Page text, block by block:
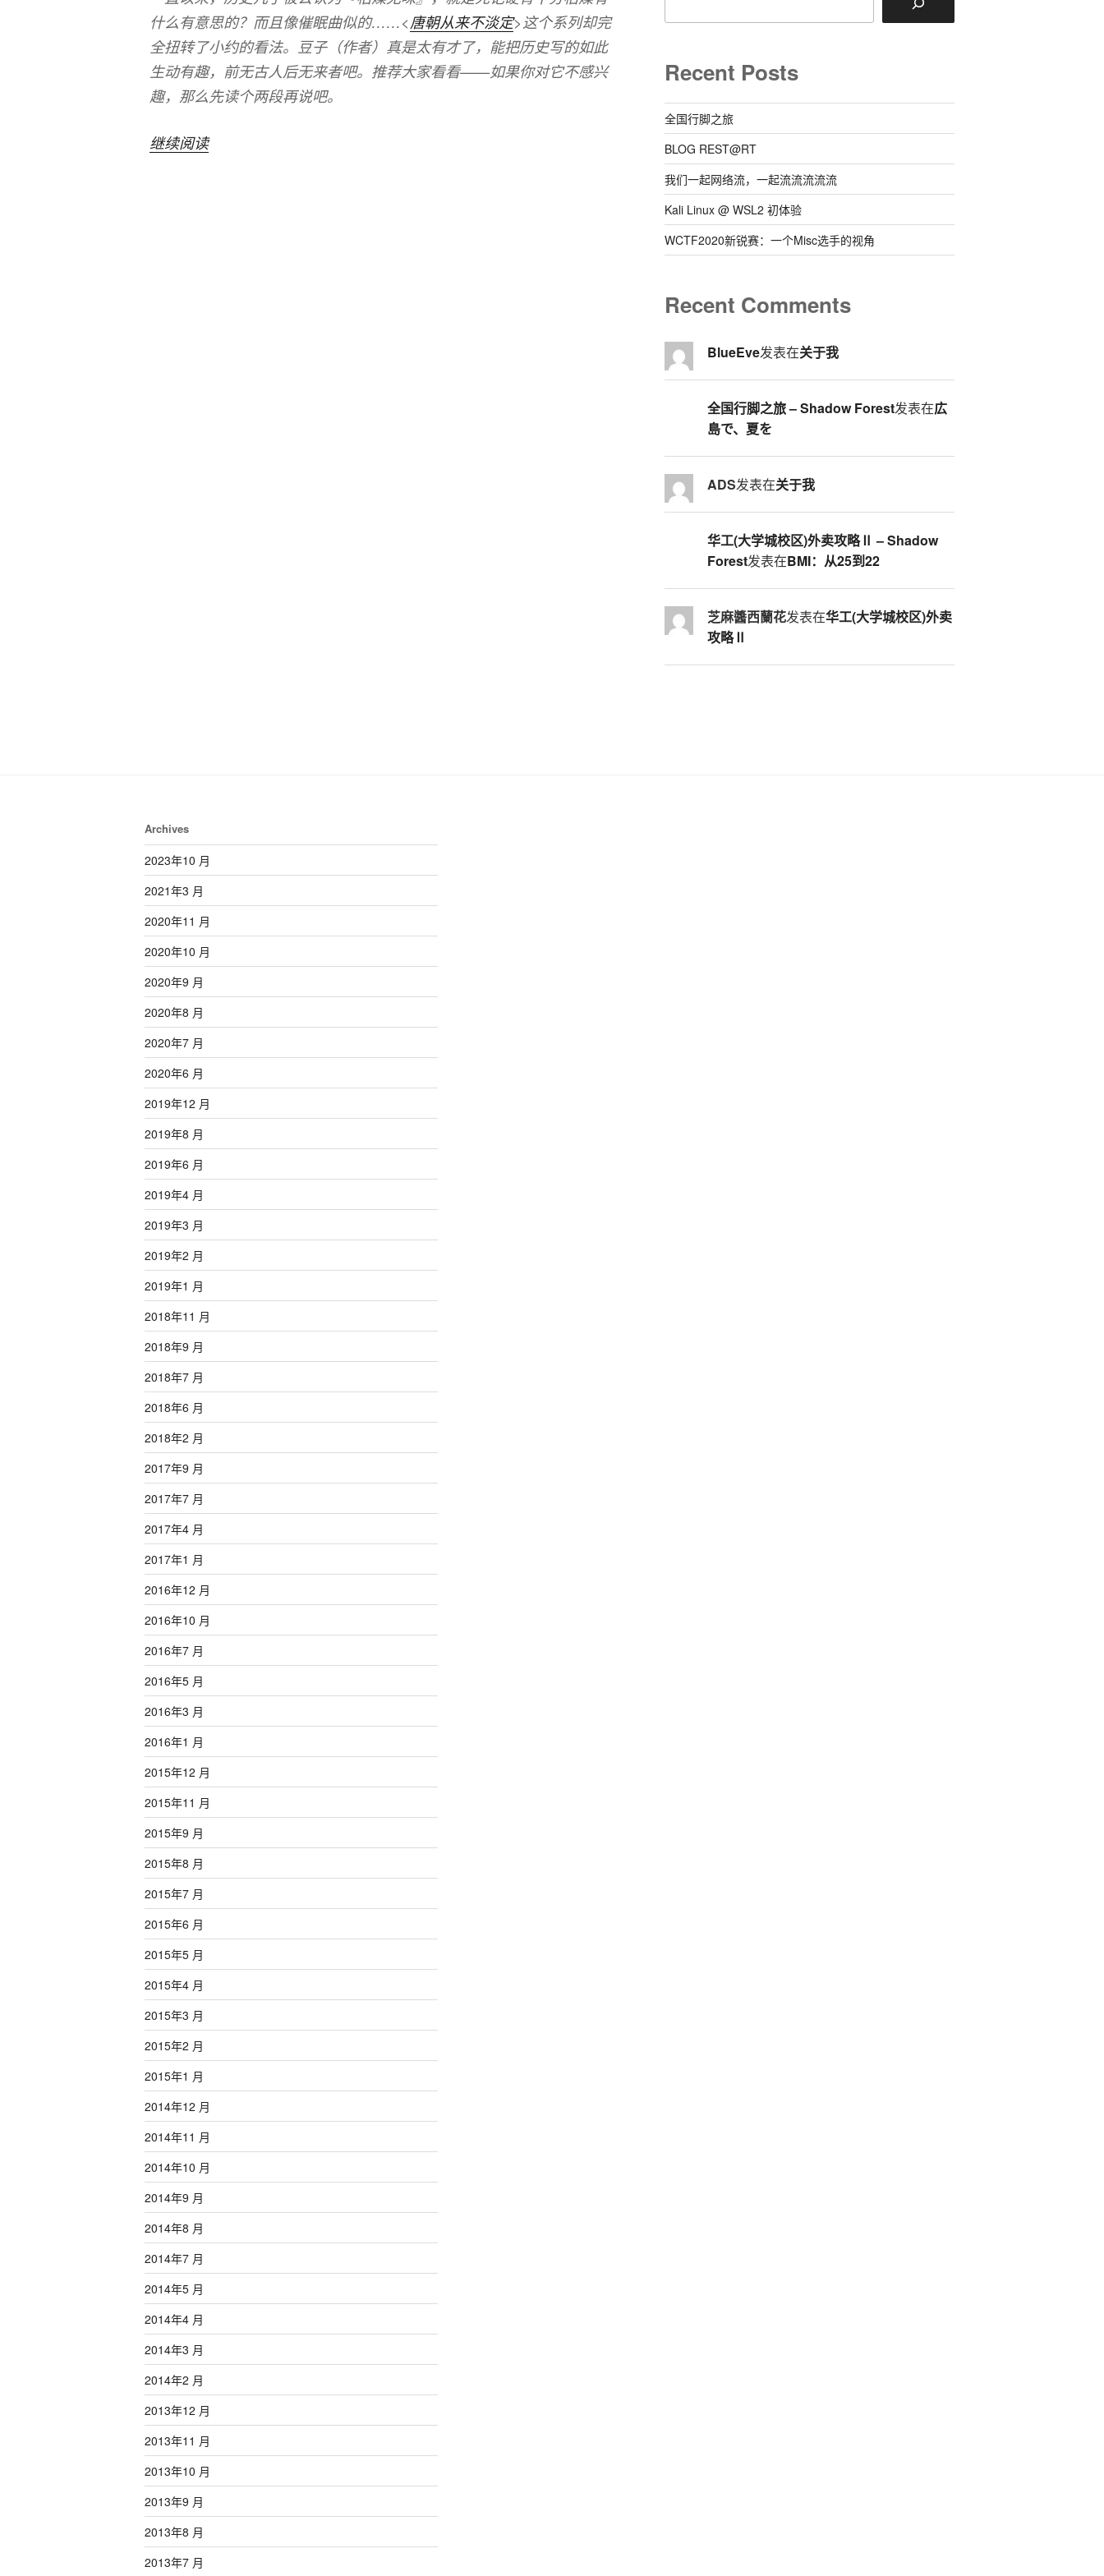
什么有意思的？而且像催眠曲似的……<唐朝从来不淡定>这个系列却完
全扭转了小约的看法。豆子（作者）真是太有才了，能把历史写的如此
生动有趣，前无古人后无来者吧。推荐大家看看——如果你对它不感兴
趣，那么先读个两段再说吧。
继续阅读“唐
Recent Posts
全国行脚之旅
BLOG REST@RT
我们一起网络流，一起流流流流流
Kali Linux @ WSL2 初体验
WCTF2020新锐赛：一个Misc选手的视角
Recent Comments
BlueEve发表在关于我
全国行脚之旅 – Shadow Forest发表在広
島で、夏を
ADS发表在关于我
华工(大学城校区)外卖攻略Ⅱ – Shadow
Forest发表在BMI：从25到22
芝麻醬西蘭花发表在华工(大学城校区)外卖
攻略Ⅱ
Archives
2023年10 月
2021年3 月
2020年11 月
2020年10 月
2020年9 月
2020年8 月
2020年7 月
2020年6 月
2019年12 月
2019年8 月
2019年6 月
2019年4 月
2019年3 月
2019年2 月
2019年1 月
2018年11 月
2018年9 月
2018年7 月
2018年6 月
2018年2 月
2017年9 月
2017年7 月
2017年4 月
2017年1 月
2016年12 月
2016年10 月
2016年7 月
2016年5 月
2016年3 月
2016年1 月
2015年12 月
2015年11 月
2015年9 月
2015年8 月
2015年7 月
2015年6 月
2015年5 月
2015年4 月
2015年3 月
2015年2 月
2015年1 月
2014年12 月
2014年11 月
2014年10 月
2014年9 月
2014年8 月
2014年7 月
2014年5 月
2014年4 月
2014年3 月
2014年2 月
2013年12 月
2013年11 月
2013年10 月
2013年9 月
2013年8 月
2013年7 月